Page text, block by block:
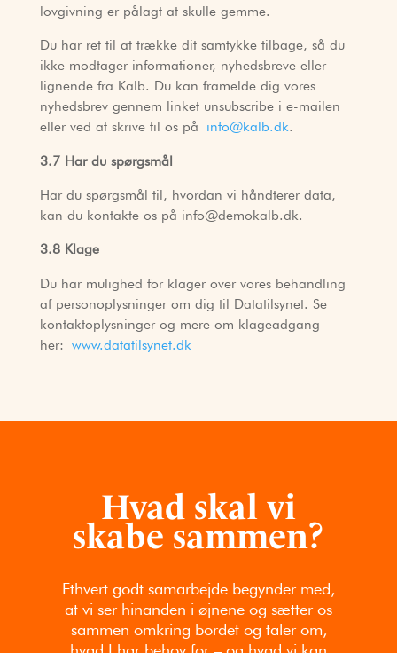
lovgivning er pålagt at skulle gemme.
Du har ret til at trække dit samtykke tilbage, så du
ikke modtager informationer, nyhedsbreve eller
lignende fra Kalb. Du kan framelde dig vores
nyhedsbrev gennem linket unsubscribe i e-mailen
eller ved at skrive til os på info@kalb.dk.
3.7 Har du spørgsmål
Har du spørgsmål til, hvordan vi håndterer data,
kan du kontakte os på info@demokalb.dk.
3.8 Klage
Du har mulighed for klager over vores behandling
af personoplysninger om dig til Datatilsynet. Se
kontaktoplysninger og mere om klageadgang
her: www.datatilsynet.dk
Hvad skal vi
skabe sammen?
Ethvert godt samarbejde begynder med,
at vi ser hinanden i øjnene og sætter os
sammen omkring bordet og taler om,